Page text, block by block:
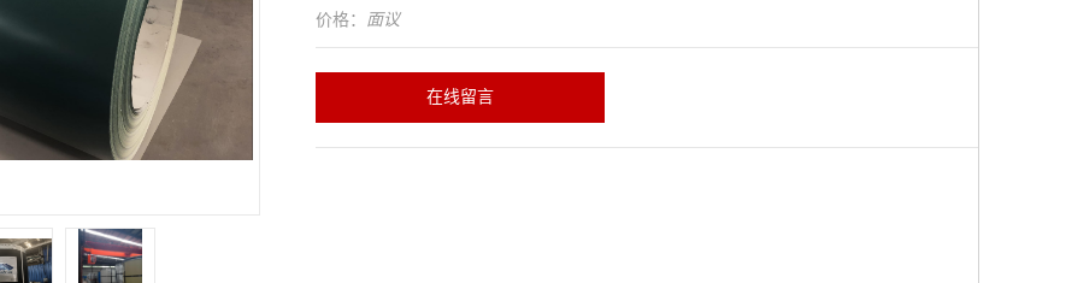
价格： 面议
在线留言